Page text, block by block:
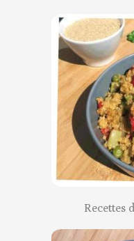
Recettes